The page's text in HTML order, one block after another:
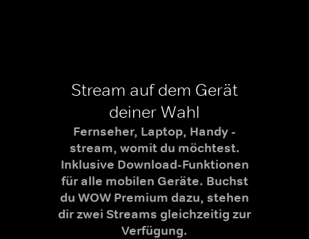
Stream auf dem Gerät
deiner Wahl
Fernseher, Laptop, Handy -
stream, womit du möchtest.
Inklusive Download-Funktionen
für alle mobilen Geräte. Buchst
du WOW Premium dazu, stehen
dir zwei Streams gleichzeitig zur
Verfügung.